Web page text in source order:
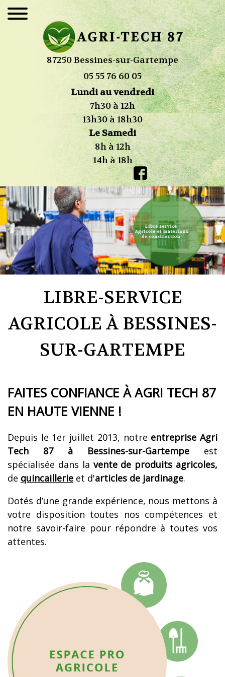
87250 Bessines-sur-Gartempe
05 55 76 60 05
Lundi au vendredi
7h30 à 12h
13h30 à 18h30
Le Samedi
8h à 12h
14h à 18h
LIBRE-SERVICE
AGRICOLE À BESSINES-
SUR-GARTEMPE
FAITES CONFIANCE À AGRI TECH 87
EN HAUTE VIENNE !
Depuis le 1er juillet 2013, notre entreprise Agri
Tech 87 à Bessines-sur-Gartempe est
spécialisée dans la vente de produits agricoles,
de quincaillerie et d'articles de jardinage.
Dotés d’une grande expérience, nous mettons à
votre disposition toutes nos compétences et
notre savoir-faire pour répondre à toutes vos
attentes.